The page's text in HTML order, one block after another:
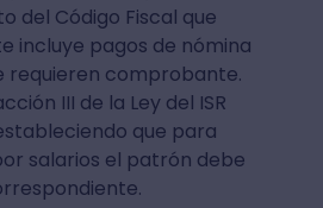
del Código Fiscal que
incluye pagos de nómina
requieren comprobante.
III de la Ley del ISR
que para
salarios el patrón debe